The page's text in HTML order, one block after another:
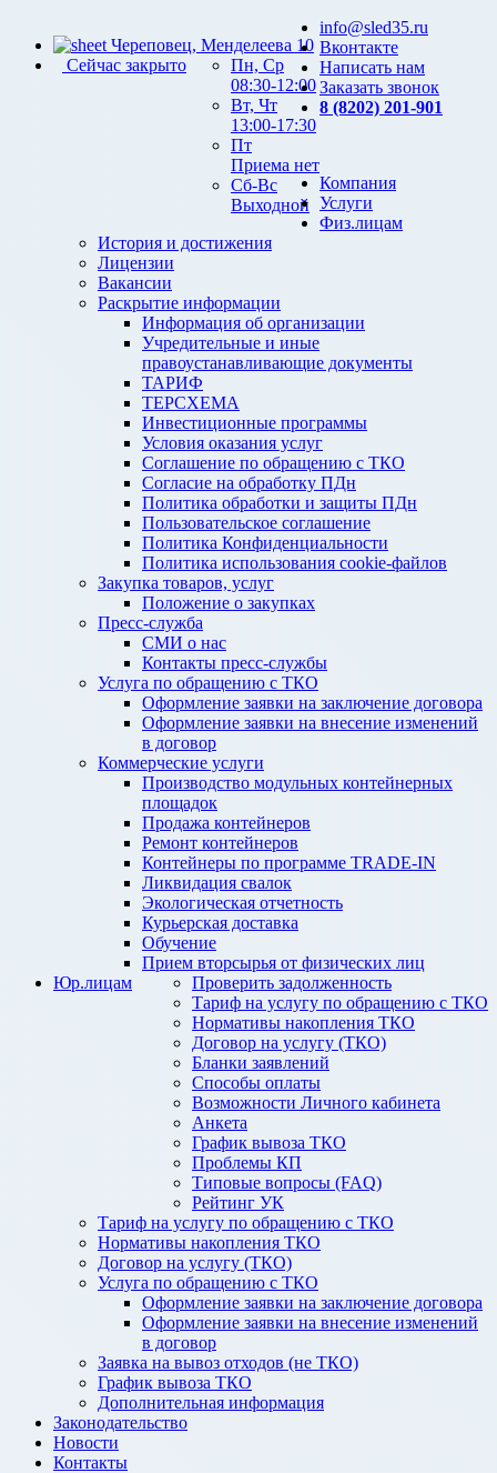
Череповец, Менделеева 10
Сейчас закрыто
Пн, Ср
08:30-12:00
Вт, Чт
13:00-17:30
Пт
Приема нет
Сб-Вс
Выходной
info@sled35.ru
Вконтакте
Написать нам
Заказать звонок
8 (8202) 201-901
Компания
История и достижения
Лицензии
Вакансии
Раскрытие информации
Информация об организации
Учредительные и иные
правоустанавливающие документы
ТАРИФ
ТЕРСХЕМА
Инвестиционные программы
Условия оказания услуг
Соглашение по обращению с ТКО
Согласие на обработку ПДн
Политика обработки и защиты ПДн
Пользовательское соглашение
Политика Конфиденциальности
Политика использования cookie-файлов
Закупка товаров, услуг
Положение о закупках
Пресс-служба
СМИ о нас
Контакты пресс-службы
Услуги
Услуга по обращению с ТКО
Оформление заявки на заключение договора
Оформление заявки на внесение изменений
в договор
Коммерческие услуги
Производство модульных контейнерных
площадок
Продажа контейнеров
Ремонт контейнеров
Контейнеры по программе TRADE-IN
Ликвидация свалок
Экологическая отчетность
Курьерская доставка
Обучение
Прием вторсырья от физических лиц
Физ.лицам
Проверить задолженность
Тариф на услугу по обращению с ТКО
Нормативы накопления ТКО
Договор на услугу (ТКО)
Бланки заявлений
Способы оплаты
Возможности Личного кабинета
Анкета
График вывоза ТКО
Проблемы КП
Типовые вопросы (FAQ)
Рейтинг УК
Юр.лицам
Тариф на услугу по обращению с ТКО
Нормативы накопления ТКО
Договор на услугу (ТКО)
Услуга по обращению с ТКО
Оформление заявки на заключение договора
Оформление заявки на внесение изменений
в договор
Заявка на вывоз отходов (не ТКО)
График вывоза ТКО
Дополнительная информация
Законодательство
Новости
Контакты